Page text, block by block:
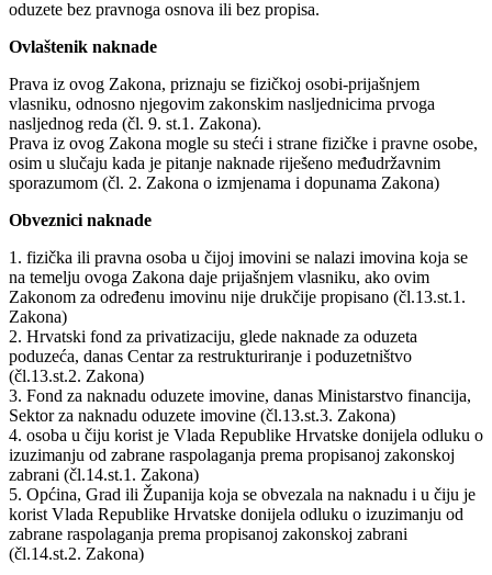
oduzete bez pravnoga osnova ili bez propisa.
Ovlaštenik naknade
Prava iz ovog Zakona, priznaju se fizičkoj osobi-prijašnjem
vlasniku, odnosno njegovim zakonskim nasljednicima prvoga
nasljednog reda (čl. 9. st.1. Zakona).
Prava iz ovog Zakona mogle su steći i strane fizičke i pravne osobe,
osim u slučaju kada je pitanje naknade riješeno međudržavnim
sporazumom (čl. 2. Zakona o izmjenama i dopunama Zakona)
Obveznici naknade
1. fizička ili pravna osoba u čijoj imovini se nalazi imovina koja se
na temelju ovoga Zakona daje prijašnjem vlasniku, ako ovim
Zakonom za određenu imovinu nije drukčije propisano (čl.13.st.1.
Zakona)
2. Hrvatski fond za privatizaciju, glede naknade za oduzeta
poduzeća, danas Centar za restrukturiranje i poduzetništvo
(čl.13.st.2. Zakona)
3. Fond za naknadu oduzete imovine, danas Ministarstvo financija,
Sektor za naknadu oduzete imovine (čl.13.st.3. Zakona)
4. osoba u čiju korist je Vlada Republike Hrvatske donijela odluku o
izuzimanju od zabrane raspolaganja prema propisanoj zakonskoj
zabrani (čl.14.st.1. Zakona)
5. Općina, Grad ili Županija koja se obvezala na naknadu i u čiju je
korist Vlada Republike Hrvatske donijela odluku o izuzimanju od
zabrane raspolaganja prema propisanoj zakonskoj zabrani
(čl.14.st.2. Zakona)